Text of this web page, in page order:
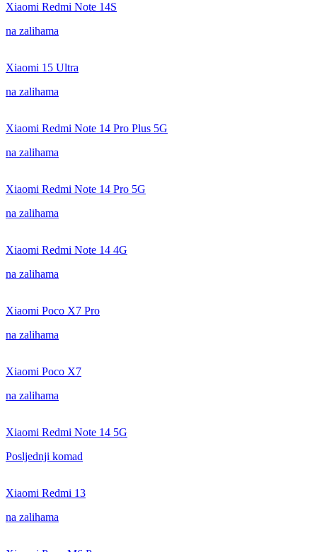
Xiaomi Redmi Note 14S
na zalihama
Xiaomi 15 Ultra
na zalihama
Xiaomi Redmi Note 14 Pro Plus 5G
na zalihama
Xiaomi Redmi Note 14 Pro 5G
na zalihama
Xiaomi Redmi Note 14 4G
na zalihama
Xiaomi Poco X7 Pro
na zalihama
Xiaomi Poco X7
na zalihama
Xiaomi Redmi Note 14 5G
Posljednji komad
Xiaomi Redmi 13
na zalihama